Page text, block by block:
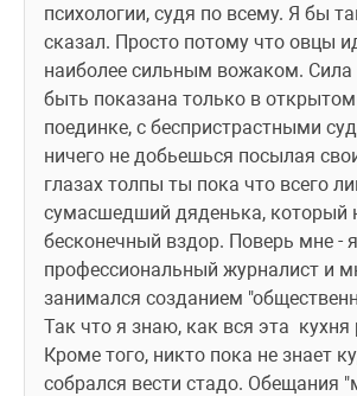
психологии, судя по всему. Я бы
сказал. Просто потому что овцы
наиболее сильным вожаком.
быть показана только в
поединке, с беспристрастными
ничего не добьешься посылая
глазах толпы ты пока что всего
сумасшедший дяденька, который
бесконечный вздор. Поверь мне - я
профессиональный журналист и
занимался созданием
Так что я знаю, как вся эта  кухня
Кроме того, никто пока не знает
собрался вести стадо. Обещания